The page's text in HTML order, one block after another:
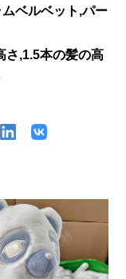
ベルベット,パー
さ,1.5本の髪の高